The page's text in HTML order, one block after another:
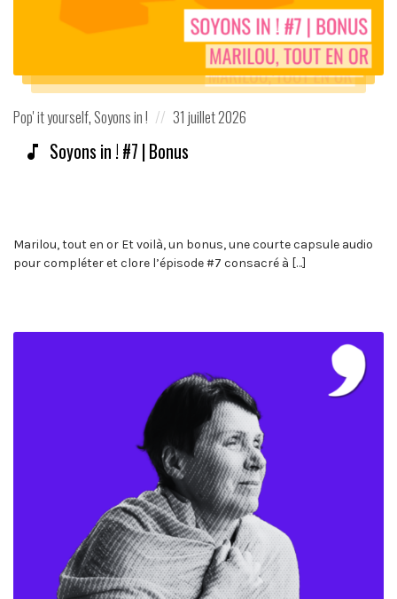
Posted
Pop' it yourself,Soyons in !
Posted
31 juillet 2026
Soyons in ! #7 | Bonus
Marilou, tout en or Et voilà, un bonus, une courte capsule audio
pour compléter et clore l’épisode #7 consacré à […]